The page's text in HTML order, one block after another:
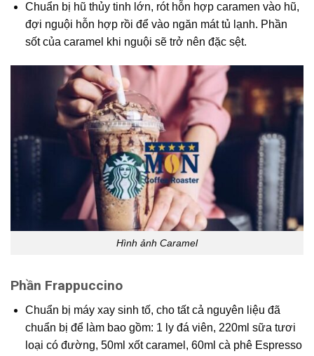
Chuẩn bị hũ thủy tinh lớn, rót hỗn hợp caramen vào hũ,
đợi nguội hỗn hợp rồi để vào ngăn mát tủ lạnh. Phần
sốt của caramel khi nguội sẽ trở nên đặc sệt.
Hình ảnh Caramel
Phần Frappuccino
Chuẩn bị máy xay sinh tố, cho tất cả nguyên liệu đã
chuẩn bị để làm bao gồm: 1 ly đá viên, 220ml sữa tươi
loại có đường, 50ml xốt caramel, 60ml cà phê Espresso